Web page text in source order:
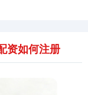
+2.13%
资如何注册